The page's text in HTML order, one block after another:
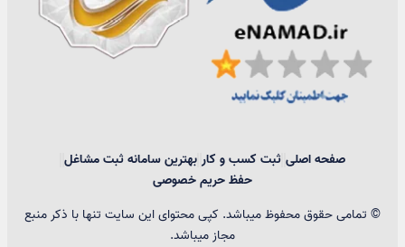
صفحه اصلی ثبت کسب و کار بهترین سامانه ثبت مشاغل
حفظ حریم خصوصی
© تمامی حقوق محفوظ میباشد. کپی محتوای این سایت تنها با ذکر منبع
مجاز میباشد.